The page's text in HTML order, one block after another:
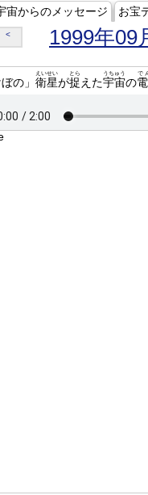
宙からのメッセージ お宝
< 1999年09
の」 衛星
えいせい
が捉
とら
えた宇宙
うちゅう
の
で